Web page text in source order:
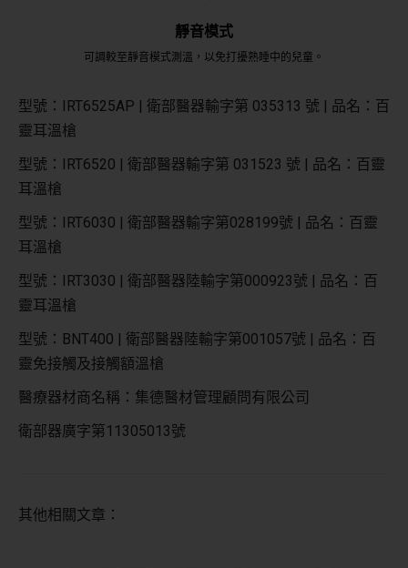
靜音模式
可調較至靜音模式測溫，以免打擾熟睡中的兒童。
型號：IRT6525AP | 衛部醫器輸字第 035313 號 | 品名：百
靈耳溫槍
型號：IRT6520 | 衛部醫器輸字第 031523 號 | 品名：百靈
耳溫槍
型號：IRT6030 | 衛部醫器輸字第028199號 | 品名：百靈
耳溫槍
型號：IRT3030 | 衛部醫器陸輸字第000923號 | 品名：百
靈耳溫槍
型號：BNT400 | 衛部醫器陸輸字第001057號 | 品名：百
靈免接觸及接觸額溫槍
醫療器材商名稱：集德醫材管理顧問有限公司
衛部器廣字第11305013號
其他相關文章：